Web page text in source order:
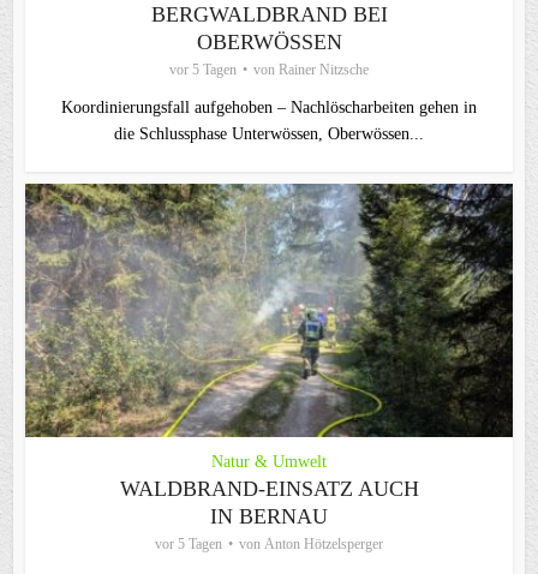
BERGWALDBRAND BEI
OBERWÖSSEN
vor 5 Tagen von Rainer Nitzsche
Koordinierungsfall aufgehoben – Nachlöscharbeiten gehen in
die Schlussphase Unterwössen, Oberwössen...
Natur & Umwelt
WALDBRAND-EINSATZ AUCH
IN BERNAU
vor 5 Tagen von Anton Hötzelsperger